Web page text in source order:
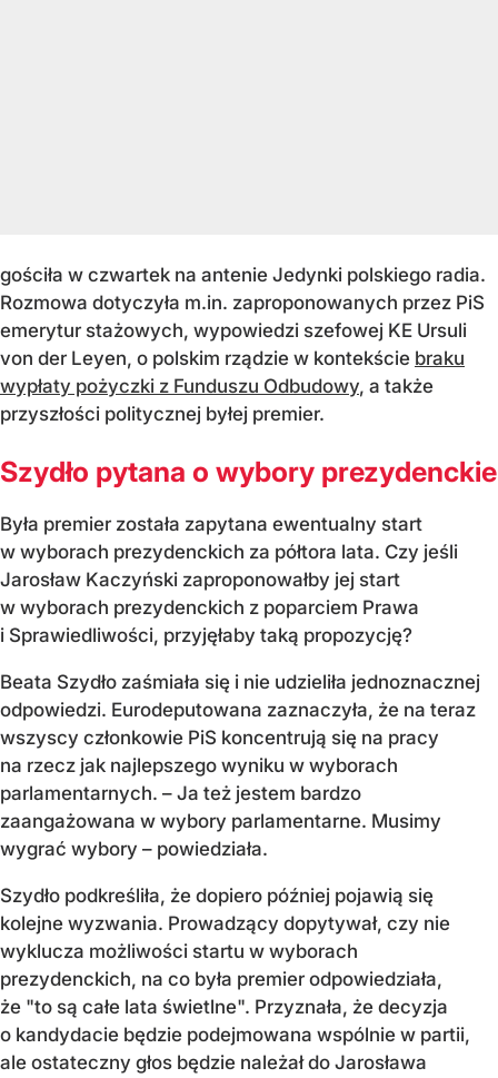
gościła w czwartek na antenie Jedynki polskiego radia.
Rozmowa dotyczyła m.in. zaproponowanych przez PiS
emerytur stażowych, wypowiedzi szefowej KE Ursuli
von der Leyen, o polskim rządzie w kontekście braku
wypłaty pożyczki z Funduszu Odbudowy, a także
przyszłości politycznej byłej premier.
Szydło pytana o wybory prezydenckie
Była premier została zapytana ewentualny start
w wyborach prezydenckich za półtora lata. Czy jeśli
Jarosław Kaczyński zaproponowałby jej start
w wyborach prezydenckich z poparciem Prawa
i Sprawiedliwości, przyjęłaby taką propozycję?
Beata Szydło zaśmiała się i nie udzieliła jednoznacznej
odpowiedzi. Eurodeputowana zaznaczyła, że na teraz
wszyscy członkowie PiS koncentrują się na pracy
na rzecz jak najlepszego wyniku w wyborach
parlamentarnych. – Ja też jestem bardzo
zaangażowana w wybory parlamentarne. Musimy
wygrać wybory – powiedziała.
Szydło podkreśliła, że dopiero później pojawią się
kolejne wyzwania. Prowadzący dopytywał, czy nie
wyklucza możliwości startu w wyborach
prezydenckich, na co była premier odpowiedziała,
że "to są całe lata świetlne". Przyznała, że decyzja
o kandydacie będzie podejmowana wspólnie w partii,
ale ostateczny głos będzie należał do Jarosława